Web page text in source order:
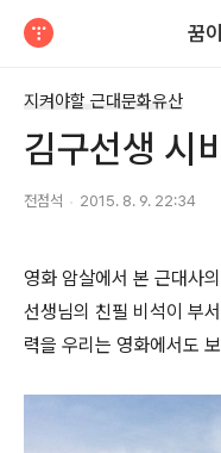
꿈
지켜야할 근대문화유산
김구선생 시
전점석 2015. 8. 9. 22:34
영화 암살에서 본 근대사
선생님의 친필 비석이 부
력을 우리는 영화에서도